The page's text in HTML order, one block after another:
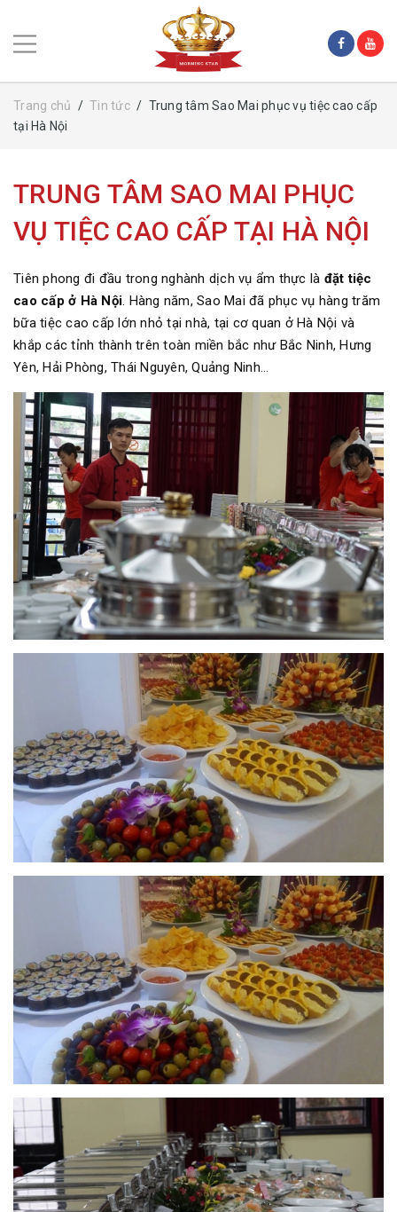
Trang chủ / Tin tức / Trung tâm Sao Mai phục vụ tiệc cao cấp
tại Hà Nội
TRUNG TÂM SAO MAI PHỤC
VỤ TIỆC CAO CẤP TẠI HÀ NỘI
Tiên phong đi đầu trong nghành dịch vụ ẩm thực là đặt tiệc
cao cấp ở Hà Nội. Hàng năm, Sao Mai đã phục vụ hàng trăm
bữa tiệc cao cấp lớn nhỏ tại nhà, tại cơ quan ở Hà Nội và
khắp các tỉnh thành trên toàn miền bắc như Bắc Ninh, Hưng
Yên, Hải Phòng, Thái Nguyên, Quảng Ninh…